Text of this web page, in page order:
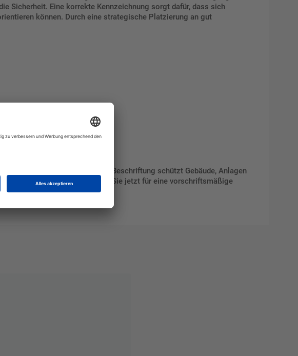
Sicherheit. Eine korrekte Kennzeichnung sorgt dafür, dass sich
können. Durch eine strategische Platzierung an gut
Kennzeichnung. Eine klare Beschriftung schützt Gebäude, Anlagen
Zeit verloren geht. Sorgen Sie jetzt für eine vorschriftsmäßige